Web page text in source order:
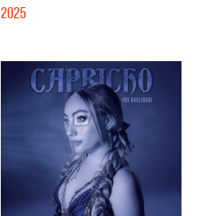
2025